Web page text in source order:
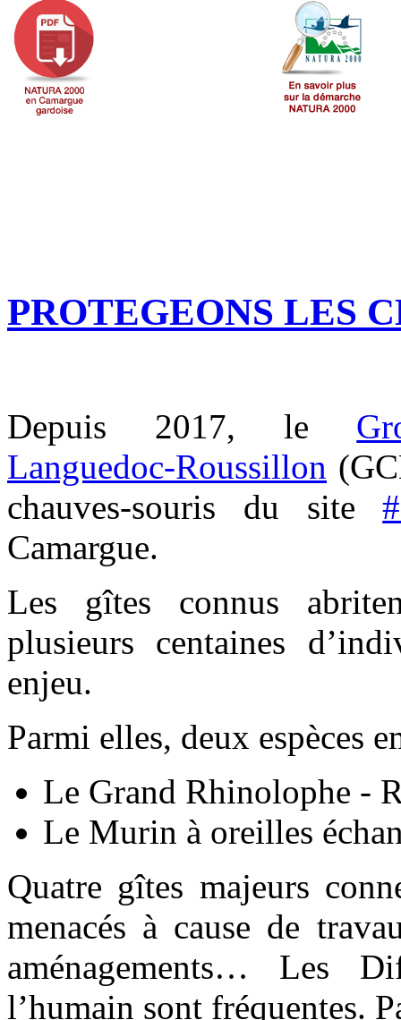
PROTEGEONS LES
Depuis 2017, le
Languedoc-Roussillon
chauves-souris du site
Camargue.
Les gîtes connus
plusieurs centaines
enjeu.
Parmi elles, deux espèces
Le Grand Rhinolophe -
Le Murin à oreilles
Quatre gîtes majeurs
menacés à cause de
aménagements… Les
l’humain sont fréquentes.